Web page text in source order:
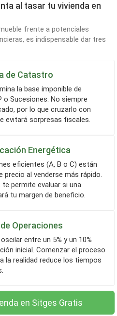
al tasar tu vivienda en
es indispensable dar tres
de Catastro
Sucesiones. No siempre
por lo que cruzarlo con
evitará sorpresas fiscales.
Energética
precio al venderse más rápido.
permite evaluar si una
tu margen de beneficio.
Operaciones
inicial. Comenzar el proceso
la realidad reduce los tiempos
en Sitges Gratis